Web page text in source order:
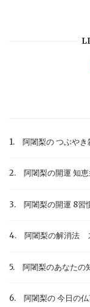
1. 阿闍梨の つぶやき
2. 阿闍梨の開運 知恵
3. 阿闍梨の開運 8習
4. 阿闍梨の解消法
5. 阿闍梨のあなたの
6. 阿闍梨の 今日の仏